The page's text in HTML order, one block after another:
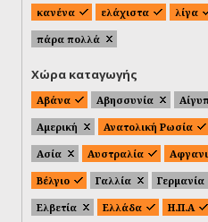
κανένα ελάχιστα λίγα
πάρα πολλά
Χώρα καταγωγής
Αβάνα Αβησσυνία
Αμερική
Ανατολική Ρωσία
Ασία
Αυστραλία
Βέλγιο
Γαλλία Γερμανία
Ελβετία
Ελλάδα Η.Π.Α